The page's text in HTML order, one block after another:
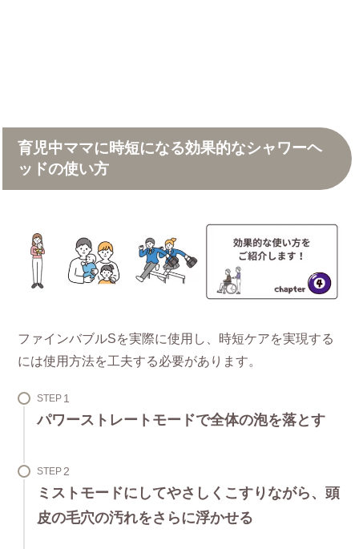
育児中ママに時短になる効果的なシャワーヘ
ッドの使い方
ファインバブルSを実際に使用し、時短ケアを実現する
には使用方法を工夫する必要があります。
STEP
パワーストレートモードで全体の泡を落とす
STEP
ミストモードにしてやさしくこすりながら、頭
皮の毛穴の汚れをさらに浮かせる